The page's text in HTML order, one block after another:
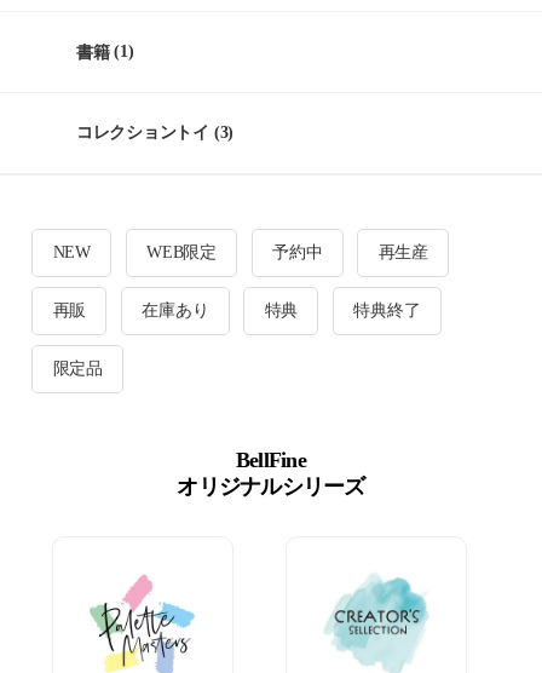
書籍(1)
コレクショントイ (3)
NEW WEB限定 予約中 再生産
再販 在庫あり 特典 特典終了
限定品
BellFine
オリジナルシリーズ